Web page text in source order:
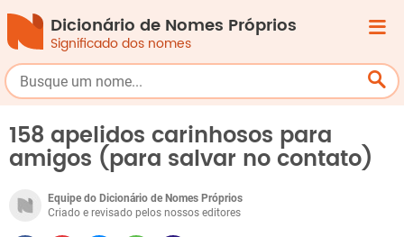
Dicionário de Nomes Próprios
Significado dos nomes
158 apelidos carinhosos para
amigos (para salvar no contato)
Equipe do Dicionário de Nomes Próprios
Criado e revisado pelos nossos editores